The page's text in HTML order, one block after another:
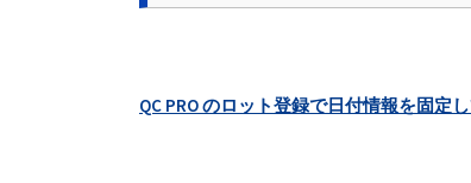
QC PRO のロット登録で日付情報を固定